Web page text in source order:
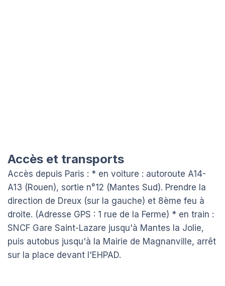
Accès et transports
Accès depuis Paris : * en voiture : autoroute A14-
A13 (Rouen), sortie n°12 (Mantes Sud). Prendre la
direction de Dreux (sur la gauche) et 8ème feu à
droite. (Adresse GPS : 1 rue de la Ferme) * en train :
SNCF Gare Saint-Lazare jusqu'à Mantes la Jolie,
puis autobus jusqu'à la Mairie de Magnanville, arrêt
sur la place devant l'EHPAD.